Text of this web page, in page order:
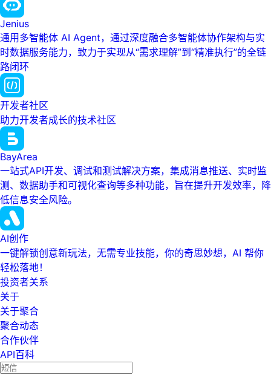
Jenius
通用多智能体 AI Agent，通过深度融合多智能体协作架构与实
时数据服务能力，致力于实现从“需求理解”到“精准执行”的全链
路闭环
开发者社区
助力开发者成长的技术社区
BayArea
一站式API开发、调试和测试解决方案，集成消息推送、实时监
测、数据助手和可视化查询等多种功能，旨在提升开发效率，降
低信息安全风险。
AI创作
一键解锁创意新玩法，无需专业技能，你的奇思妙想，AI 帮你
轻松落地！
投资者关系
关于
关于聚合
聚合动态
合作伙伴
API百科